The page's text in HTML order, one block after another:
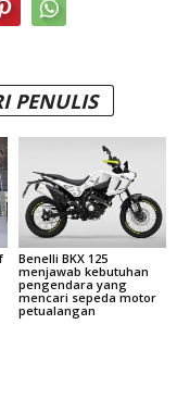
PENULIS
Benelli BKX 125
menjawab kebutuhan
pengendara yang
mencari sepeda motor
petualangan